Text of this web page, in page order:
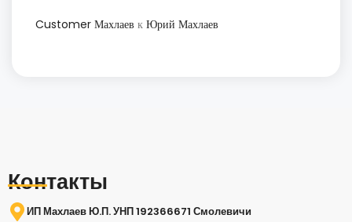
Customer Махлаев к Юрий Махлаев
Контакты
ИП Махлаев Ю.П. УНП 192366671 Смолевичи